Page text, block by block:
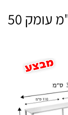
מדפים צורת ר' 340/250 ס"מ עומק 50